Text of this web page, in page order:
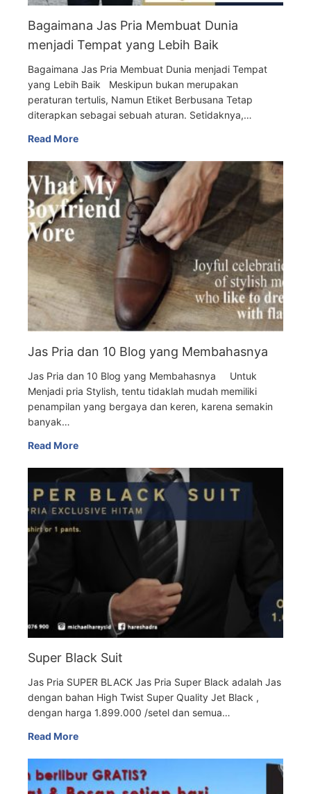
Bagaimana Jas Pria Membuat Dunia
menjadi Tempat yang Lebih Baik
Bagaimana Jas Pria Membuat Dunia menjadi Tempat
yang Lebih Baik Meskipun bukan merupakan
peraturan tertulis, Namun Etiket Berbusana Tetap
diterapkan sebagai sebuah aturan. Setidaknya,…
Read More
Jas Pria dan 10 Blog yang Membahasnya
Jas Pria dan 10 Blog yang Membahasnya Untuk
Menjadi pria Stylish, tentu tidaklah mudah memiliki
penampilan yang bergaya dan keren, karena semakin
banyak…
Read More
Super Black Suit
Jas Pria SUPER BLACK Jas Pria Super Black adalah Jas
dengan bahan High Twist Super Quality Jet Black ,
dengan harga 1.899.000 /setel dan semua…
Read More